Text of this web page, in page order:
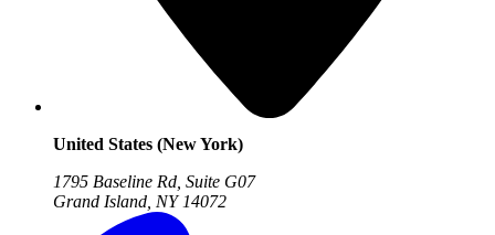
United States (New York)
1795 Baseline Rd, Suite G07
Grand Island, NY14072